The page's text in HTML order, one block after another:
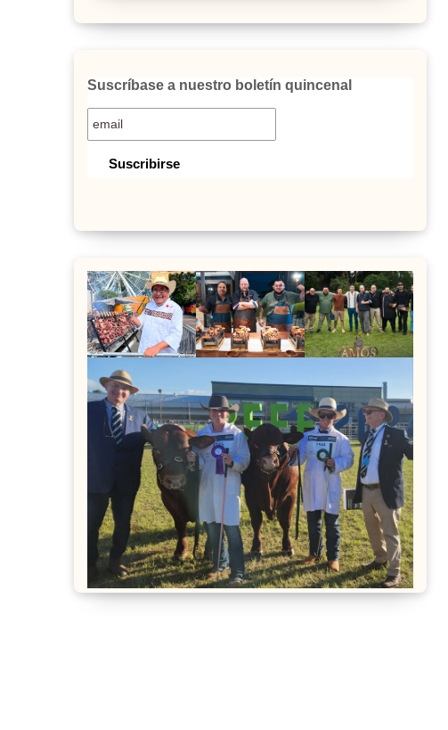
Suscríbase a nuestro boletín quincenal